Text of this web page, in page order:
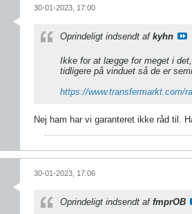
30-01-2023, 17:00
Oprindeligt indsendt af kyhn
Ikke for at lægge for meget i
tidligere på vinduet så de er
https://www.transfermarkt.com/
Nej ham har vi garanteret ikke råd til.
30-01-2023, 17:06
Oprindeligt indsendt af fmprOB